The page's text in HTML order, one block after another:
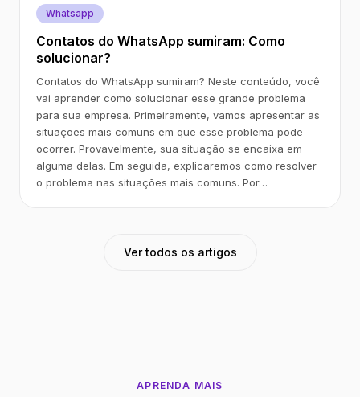
Whatsapp
Contatos do WhatsApp sumiram: Como
solucionar?
Contatos do WhatsApp sumiram? Neste conteúdo, você
vai aprender como solucionar esse grande problema
para sua empresa. Primeiramente, vamos apresentar as
situações mais comuns em que esse problema pode
ocorrer. Provavelmente, sua situação se encaixa em
alguma delas. Em seguida, explicaremos como resolver
o problema nas situações mais comuns. Por…
Ver todos os artigos
APRENDA MAIS